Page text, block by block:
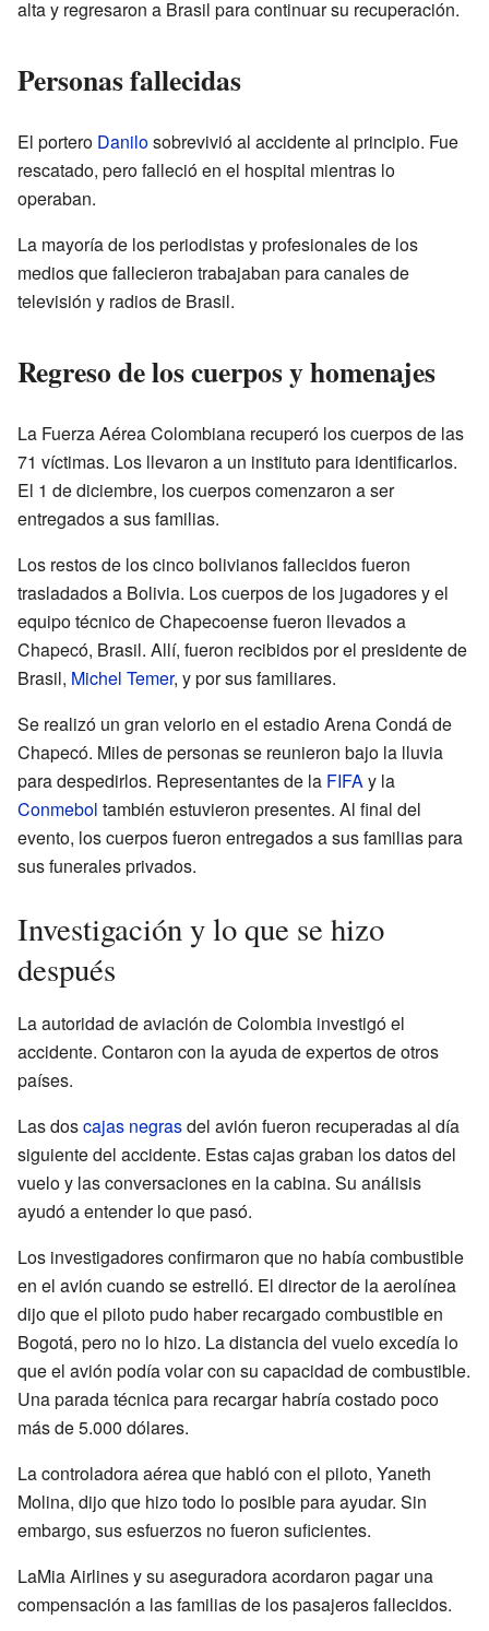
alta y regresaron a Brasil para continuar su recuperación.
Personas fallecidas
El portero Danilosobrevivió al accidente al principio. Fue
rescatado, pero falleció en el hospital mientras lo
operaban.
La mayoría de los periodistas y profesionales de los
medios que fallecieron trabajaban para canales de
televisión y radios de Brasil.
Regreso de los cuerpos y homenajes
La Fuerza Aérea Colombiana recuperó los cuerpos de las
71 víctimas. Los llevaron a un instituto para identificarlos.
El 1 de diciembre, los cuerpos comenzaron a ser
entregados a sus familias.
Los restos de los cinco bolivianos fallecidos fueron
trasladados a Bolivia. Los cuerpos de los jugadores y el
equipo técnico de Chapecoense fueron llevados a
Chapecó, Brasil. Allí, fueron recibidos por el presidente de
Brasil, Michel Temer, y por sus familiares.
Se realizó un gran velorio en el estadio Arena Condá de
Chapecó. Miles de personas se reunieron bajo la lluvia
para despedirlos. Representantes de la FIFAy la
Conmebol también estuvieron presentes. Al final del
evento, los cuerpos fueron entregados a sus familias para
sus funerales privados.
Investigación y lo que se hizo
después
La autoridad de aviación de Colombia investigó el
accidente. Contaron con la ayuda de expertos de otros
países.
Las doscajas negrasdel avión fueron recuperadas al día
siguiente del accidente. Estas cajas graban los datos del
vuelo y las conversaciones en la cabina. Su análisis
ayudó a entender lo que pasó.
Los investigadores confirmaron que no había combustible
en el avión cuando se estrelló. El director de la aerolínea
dijo que el piloto pudo haber recargado combustible en
Bogotá, pero no lo hizo. La distancia del vuelo excedía lo
que el avión podía volar con su capacidad de combustible.
Una parada técnica para recargar habría costado poco
más de 5.000 dólares.
La controladora aérea que habló con el piloto, Yaneth
Molina, dijo que hizo todo lo posible para ayudar. Sin
embargo, sus esfuerzos no fueron suficientes.
LaMia Airlines y su aseguradora acordaron pagar una
compensación a las familias de los pasajeros fallecidos.